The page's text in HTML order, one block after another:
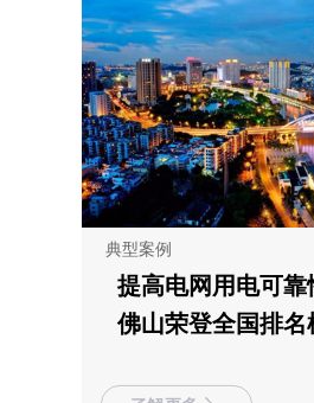
典型案例
提高电网用电可靠
佛山荣登全国排名